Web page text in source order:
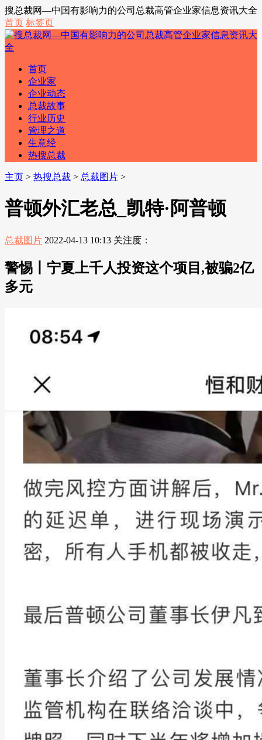
搜总裁网—中国有影响力的公司总裁高管企业家信息资讯大全
首页 标签页
首页
企业家
企业动态
总裁故事
行业历史
管理之道
生意经
热搜总裁
主页 > 热搜总裁 > 总裁图片 >
普顿外汇老总_凯特·阿普顿
总裁图片 2022-04-13 10:13 关注度：
警惕丨宁夏上千人投资这个项目,被骗2亿
多元